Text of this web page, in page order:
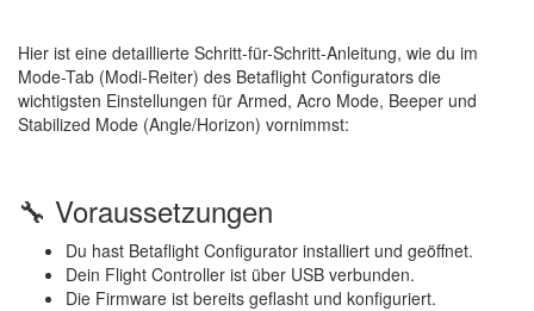
Hier ist eine detaillierte Schritt-für-Schritt-Anleitung, wie du im
Mode-Tab (Modi-Reiter) des Betaflight Configurators die
wichtigsten Einstellungen für Armed, Acro Mode, Beeper und
Stabilized Mode (Angle/Horizon) vornimmst:
🔧 Voraussetzungen
Du hast Betaflight Configurator installiert und geöffnet.
Dein Flight Controller ist über USB verbunden.
Die Firmware ist bereits geflasht und konfiguriert.